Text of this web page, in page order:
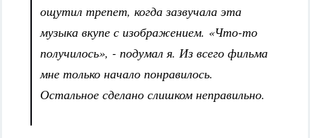
ощутил трепет, когда зазвучала эта
музыка вкупе с изображением. «Что-то
получилось», - подумал я. Из всего фильма
мне только начало понравилось.
Остальное сделано слишком неправильно.